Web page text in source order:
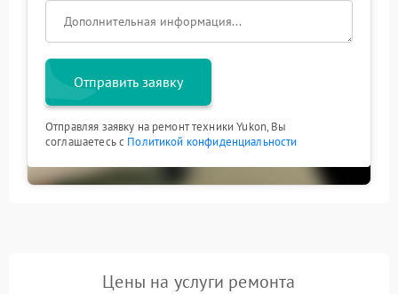
Отправить заявку
Отправляя заявку на ремонт техники Yukon, Вы
соглашаетесь с Политикой конфиденциальности
Цены на услуги ремонта